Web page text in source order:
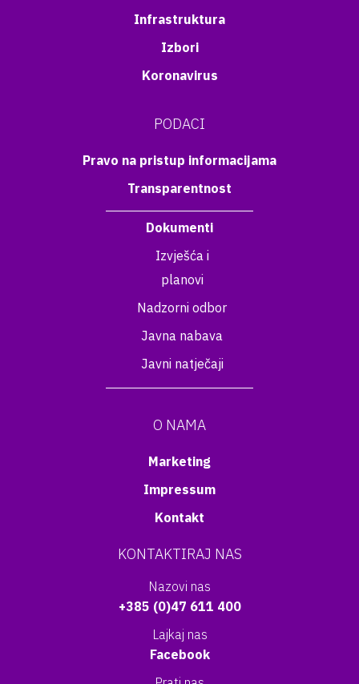
Infrastruktura
Izbori
Koronavirus
PODACI
Pravo na pristup informacijama
Transparentnost
Dokumenti
Izvješća i
planovi
Nadzorni odbor
Javna nabava
Javni natječaji
O NAMA
Marketing
Impressum
Kontakt
KONTAKTIRAJ NAS
Nazovi nas
+385 (0)47 611 400
Lajkaj nas
Facebook